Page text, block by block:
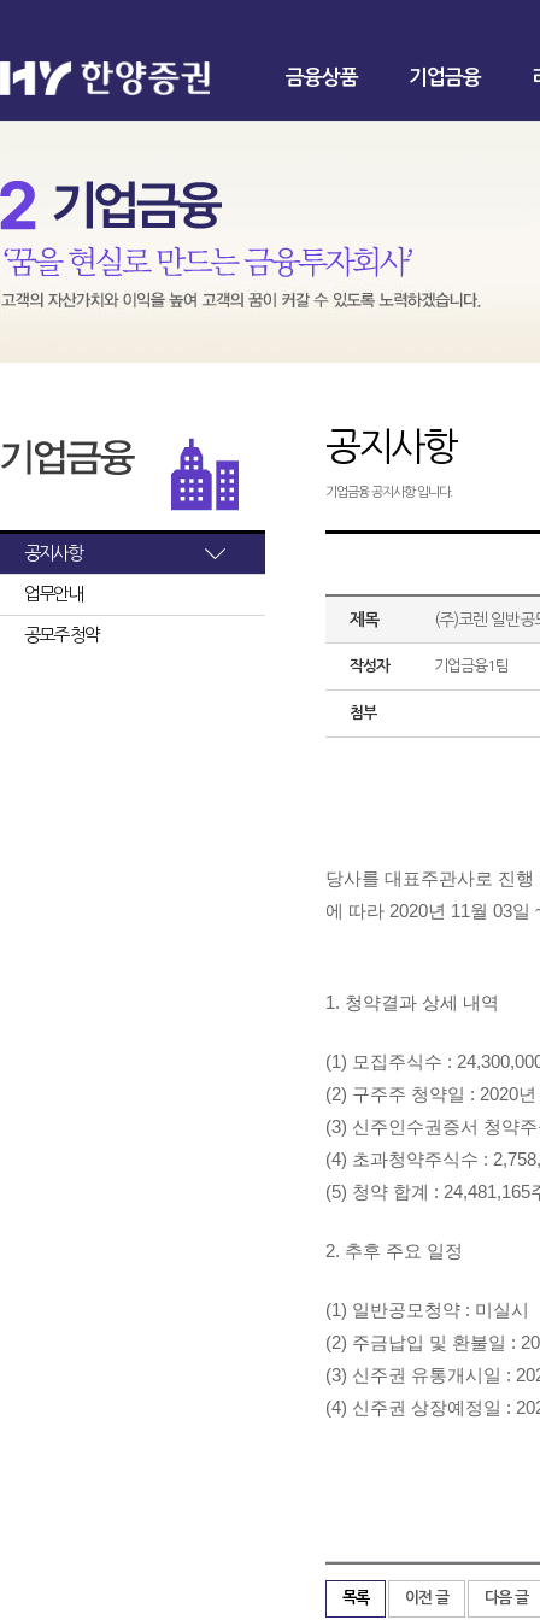
금융상품 기업금융
공지사항
업무안내
공모주 청약
공지사항
기업금융 공지사항 입니다.
제목 (주)코렌 일반공
작성자 기업금융1팀
첨부
당사를 대표주관사로 진
에 따라 2020년 11월 03일
1. 청약결과 상세 내역
(1) 모집주식수 :
(2) 구주주 청약일 : 2020
(3) 신주인수권증서 청약
(4) 초과청약주식수 :
(5) 청약 합계 : 24,481,165
2. 추후 주요 일정
(1) 일반공모청약 : 미실시
(2) 주금납입 및 환불일 :
(3) 신주권 유통개시일 :
(4) 신주권 상장예정일 :
목록 이전 글 다음 글